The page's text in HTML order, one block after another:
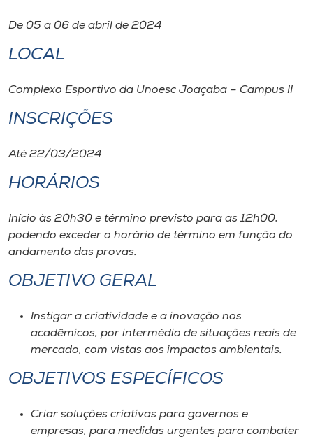
o idioma
A-
De 05 a 06 de abril de 2024
LOCAL
Complexo Esportivo da Unoesc Joaçaba – Campus II
INSCRIÇÕES
Até 22/03/2024
HORÁRIOS
Início às 20h30 e término previsto para as 12h00,
podendo exceder o horário de término em função do
andamento das provas.
OBJETIVO GERAL
Instigar a criatividade e a inovação nos
acadêmicos, por intermédio de situações reais de
mercado, com vistas aos impactos ambientais.
OBJETIVOS ESPECÍFICOS
Criar soluções criativas para governos e
empresas, para medidas urgentes para combater